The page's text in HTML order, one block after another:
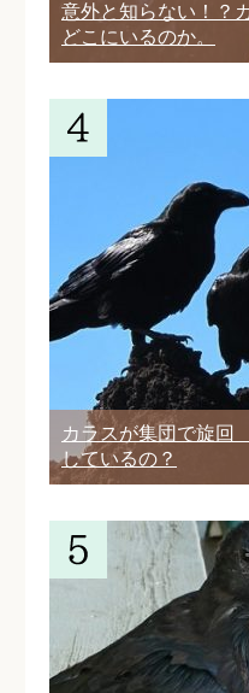
意外と知らない！？
どこにいるのか。
カラスが集団で旋
しているの？